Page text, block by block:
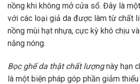
nồng khi không mở cửa sổ. Đây là
với các loại giả da được làm từ chất
nồng mùi hạt nhựa, cực kỳ khó chịu
nắng nóng.
Bọc ghế da thật chất lượngnày hạn
là một biện pháp góp phần giảm